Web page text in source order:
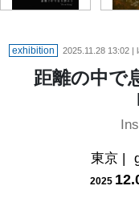
exhibition 2025.11.28 13:02 |
距離の中で
東京|
2025 12.